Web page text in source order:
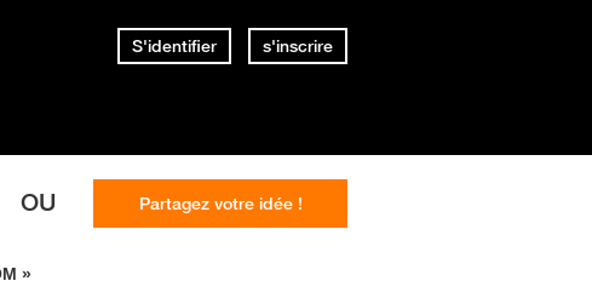
S'identifier s'inscrire
OU Partagez votre idée !
»